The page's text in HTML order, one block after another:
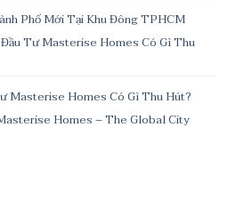
Phố Mới Tại Khu Đông TPHCM
Tư Masterise Homes Có Gì Thu
Masterise Homes Có Gì Thu Hút?
Homes – The Global City